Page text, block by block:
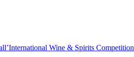
Wine & Spirits Competition